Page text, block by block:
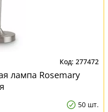
277472
лампа Rosemary
50 шт.